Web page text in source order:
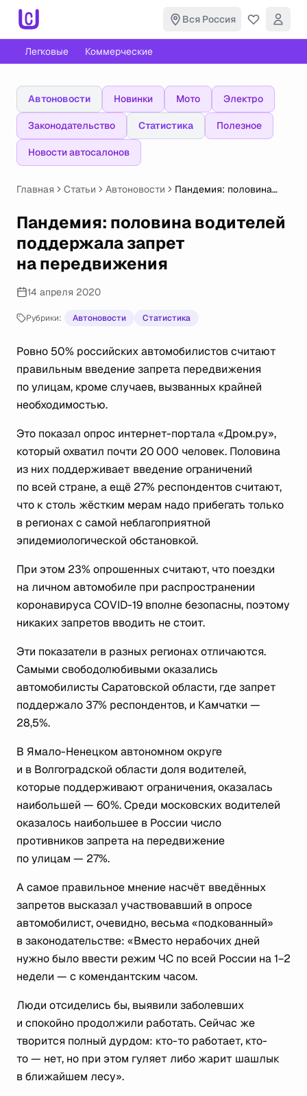
Вся Россия
Легковые Коммерческие
Автоновости Новинки Мото Электро
Законодательство Статистика Полезное
Новости автосалонов
Главная Статьи Автоновости
Пандемия: половина
запрет
на передвижения
Пандемия: половина водителей
поддержала запрет
на передвижения
14 апреля 2020
Рубрики: Автоновости Статистика
Ровно 50% российских автомобилистов считают
правильным введение запрета передвижения
по улицам, кроме случаев, вызванных крайней
необходимостью.
Это показал опрос интернет-портала «Дром.ру»,
который охватил почти 20 000 человек. Половина
из них поддерживает введение ограничений
по всей стране, а ещё 27% респондентов считают,
что к столь жёстким мерам надо прибегать только
в регионах с самой неблагоприятной
эпидемиологической обстановкой.
При этом 23% опрошенных считают, что поездки
на личном автомобиле при распространении
коронавируса COVID-19 вполне безопасны, поэтому
никаких запретов вводить не стоит.
Эти показатели в разных регионах отличаются.
Самыми свободолюбивыми оказались
автомобилисты Саратовской области, где запрет
поддержало 37% респондентов, и Камчатки —
28,5%.
В Ямало-Ненецком автономном округе
и в Волгоградской области доля водителей,
которые поддерживают ограничения, оказалась
наибольшей — 60%. Среди московских водителей
оказалось наибольшее в России число
противников запрета на передвижение
по улицам — 27%.
А самое правильное мнение насчёт введённых
запретов высказал участвовавший в опросе
автомобилист, очевидно, весьма «подкованный»
в законодательстве: «Вместо нерабочих дней
нужно было ввести режим ЧС по всей России на 1−2
недели — с комендантским часом.
Люди отсиделись бы, выявили заболевших
и спокойно продолжили работать. Сейчас же
творится полный дурдом: кто-то работает, кто-
то — нет, но при этом гуляет либо жарит шашлык
в ближайшем лесу».